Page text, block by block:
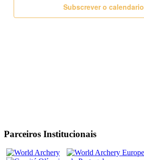
Subscrever o calendario
Parceiros Institucionais